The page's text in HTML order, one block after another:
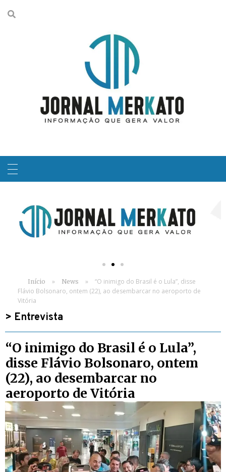
Início » News »
“O inimigo do Brasil é o Lula”, disse
Flávio Bolsonaro, ontem (22), ao desembarcar no aeroporto de
Vitória
> Entrevista
“O inimigo do Brasil é o Lula”,
disse Flávio Bolsonaro, ontem
(22), ao desembarcar no
aeroporto de Vitória